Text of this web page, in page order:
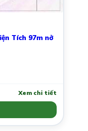
Tích 97m nở
Xem chi tiết